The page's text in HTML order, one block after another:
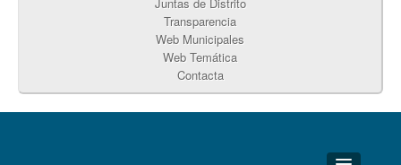
Juntas de Distrito
Transparencia
Web Municipales
Web Temática
Contacta